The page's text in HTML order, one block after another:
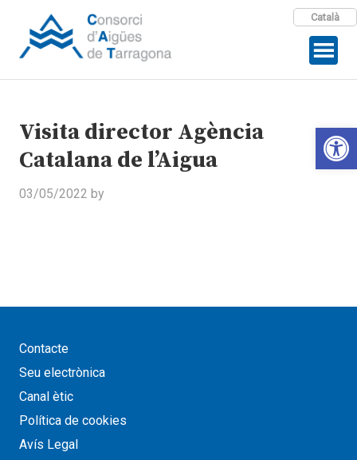
Català
Visita director Agència
Catalana de l’Aigua
03/05/2022 by
Contacte
Seu electrònica
Canal ètic
Política de cookies
Avís Legal